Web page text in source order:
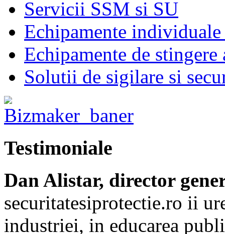
Servicii SSM si SU
Echipamente
Echipamente de
Solutii de sigilare si
Testimoniale
Dan Alistar, director
securitatesiprotectie.ro ii
industriei, in educarea